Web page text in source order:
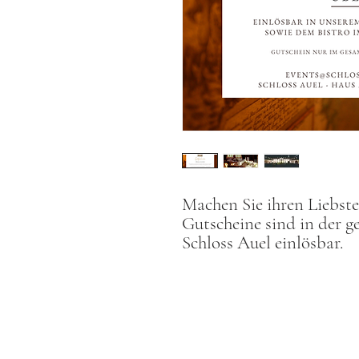
Machen Sie ihren
Gutscheine sind in der
Schloss Auel einlösbar.